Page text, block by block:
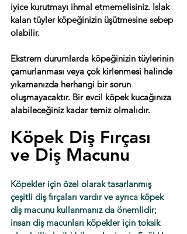
iyice kurutmayı ihmal etmemelisiniz. Islak
kalan tüyler köpeğinizin üşütmesine sebep
olabilir.
Ekstrem durumlarda köpeğinizin tüylerinin
çamurlanması veya çok kirlenmesi halinde
yıkamanızda herhangi bir sorun
oluşmayacaktır. Bir evcil köpek kucağınıza
alabileceğiniz kadar temiz olmalıdır.
Köpek Diş Fırçası
ve Diş Macunu
Köpekler için özel olarak tasarlanmış
çeşitli diş fırçaları vardır ve ayrıca köpek
diş macunu kullanmanız da önemlidir;
insan diş macunları köpekler için toksik